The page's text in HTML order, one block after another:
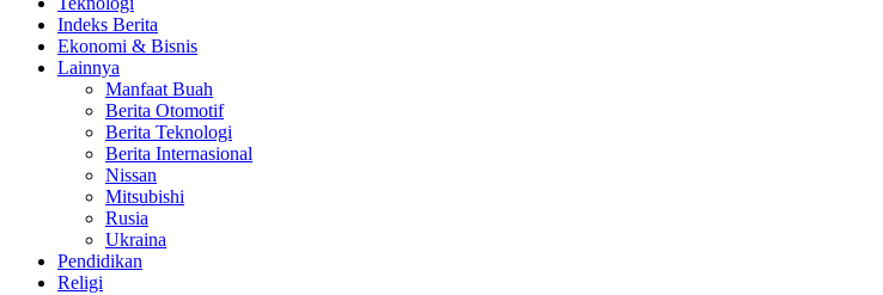
Indeks Berita
Ekonomi & Bisnis
Lainnya
Manfaat Buah
Berita Otomotif
Berita Teknologi
Berita Internasional
Nissan
Mitsubishi
Rusia
Ukraina
Pendidikan
Religi